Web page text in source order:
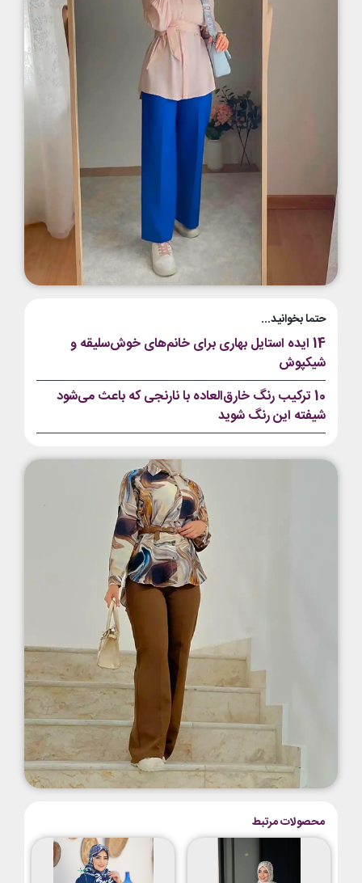
حتما بخوانید...
14 ایده استایل بهاری برای خانم‌های خوش‌سلیقه و
شیکپوش
10 ترکیب رنگ خارق‌العاده با نارنجی که باعث می‌شود
شیفته این رنگ شوید
محصولات مرتبط